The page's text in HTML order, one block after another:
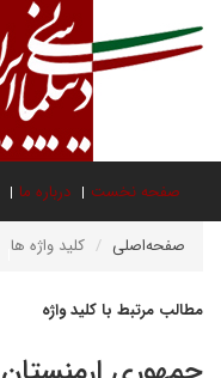
صفحه نخست درباره ما
صفحه‌اصلی کلید واژه ها
مطالب مرتبط با کلید واژه